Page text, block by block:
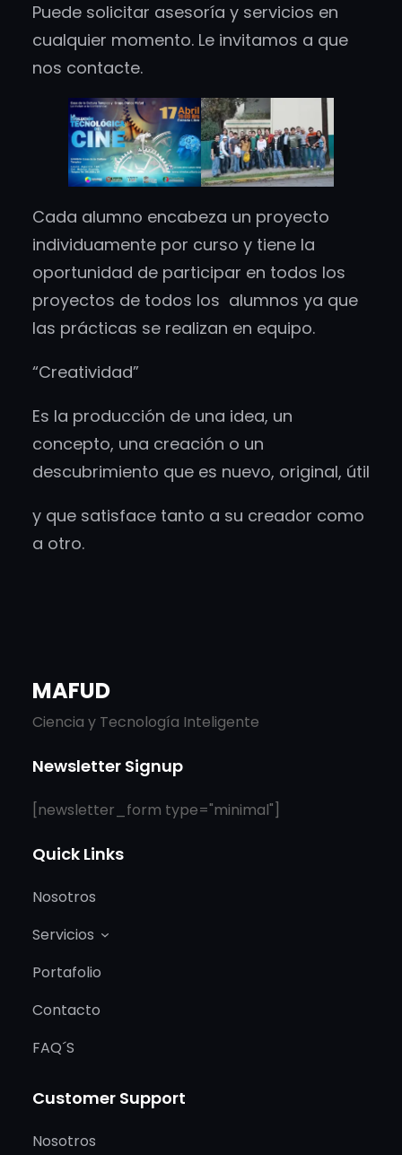
Puede solicitar asesoría y servicios en
cualquier momento. Le invitamos a que
nos contacte.
Cada alumno encabeza un proyecto
individuamente por curso y tiene la
oportunidad de participar en todos los
proyectos de todos los alumnos ya que
las prácticas se realizan en equipo.
“Creatividad”
Es la producción de una idea, un
concepto, una creación o un
descubrimiento que es nuevo, original, útil
y que satisface tanto a su creador como
a otro.
MAFUD
Ciencia y Tecnología Inteligente
Newsletter Signup
[newsletter_form type="minimal"]
Quick Links
Nosotros
Servicios
Portafolio
Contacto
FAQ´S
Customer Support
Nosotros